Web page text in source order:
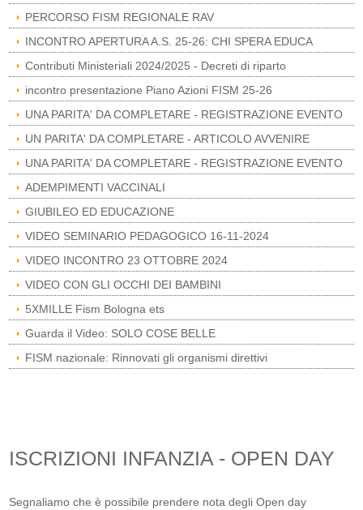
PERCORSO FISM REGIONALE RAV
INCONTRO APERTURA A.S. 25-26: CHI SPERA EDUCA
Contributi Ministeriali 2024/2025 - Decreti di riparto
incontro presentazione Piano Azioni FISM 25-26
UNA PARITA' DA COMPLETARE - REGISTRAZIONE EVENTO
UN PARITA' DA COMPLETARE - ARTICOLO AVVENIRE
UNA PARITA' DA COMPLETARE - REGISTRAZIONE EVENTO
ADEMPIMENTI VACCINALI
GIUBILEO ED EDUCAZIONE
VIDEO SEMINARIO PEDAGOGICO 16-11-2024
VIDEO INCONTRO 23 OTTOBRE 2024
VIDEO CON GLI OCCHI DEI BAMBINI
5XMILLE Fism Bologna ets
Guarda il Video: SOLO COSE BELLE
FISM nazionale: Rinnovati gli organismi direttivi
ISCRIZIONI INFANZIA - OPEN DAY
Segnaliamo che è possibile prendere nota degli Open day